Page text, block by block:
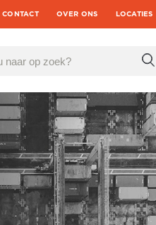
CONTACT OVER ONS LOCATIES